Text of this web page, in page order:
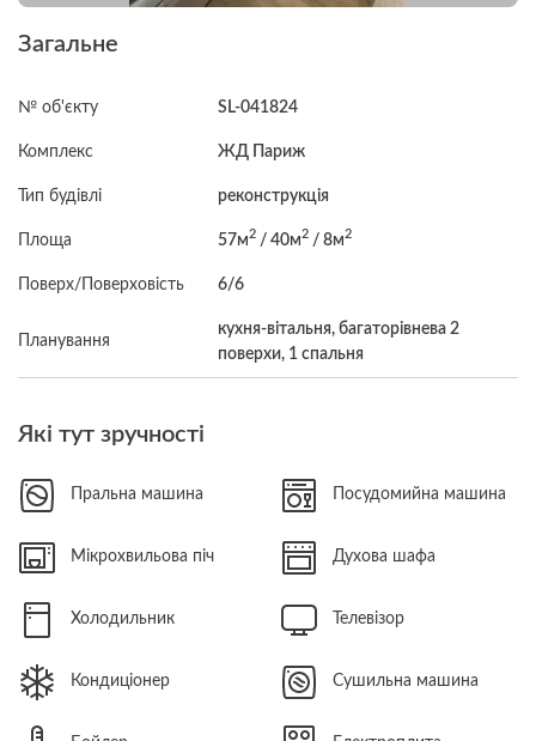
Загальне
№ об'єкту SL-041824
Комплекс ЖД Париж
Тип будівлі реконструкція
Площа 57м2 / 40м2 / 8м2
Поверх/Поверховість 6/6
Планування
кухня-вітальня, багаторівнева 2
поверхи, 1 спальня
Які тут зручності
Пральна машина Посудомийна машина
Мікрохвильова піч Духова шафа
Холодильник Телевізор
Кондиціонер Сушильна машина